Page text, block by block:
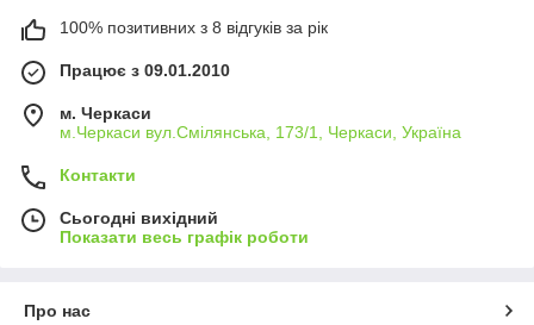
100% позитивних з 8 відгуків за рік
Працює з 09.01.2010
м. Черкаси
м.Черкаси вул.Смілянська, 173/1, Черкаси, Україна
Контакти
Сьогодні вихідний
Показати весь графік роботи
Про нас